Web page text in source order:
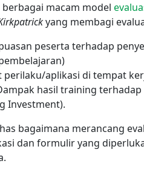
macam model
yang membagi
peserta terhadap
perilaku/aplikasi di tempat
hasil training
Investment).
bagaimana merancang
dan formulir yang